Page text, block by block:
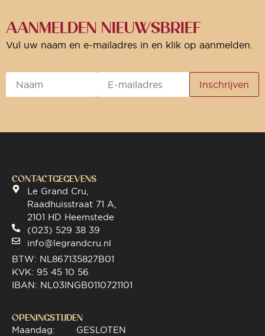
AANMELDEN NIEUWSBRIEF
Vul uw naam en e-mailadres in en klik op aanmelden.
CONTACTGEGEVENS
Le Grand Cru,
Raadhuisstraat 71 A,
2101 HD Heemstede
(023) 529 38 39
info@legrandcru.nl
BTW: NL867135827B01
KVK: 95 45 10 56
IBAN: NL03INGB0110721101
OPENINGSTIJDEN
Maandag:
GESLOTEN